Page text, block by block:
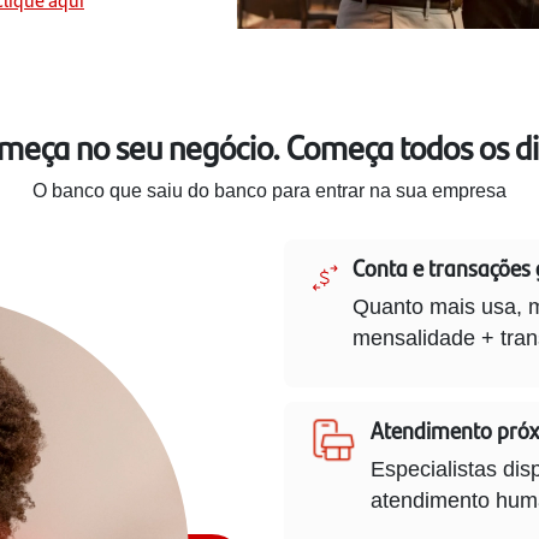
no seu negócio. Começa todos os
O banco que saiu do banco para entrar na sua empresa
Conta e
Quanto mais usa,
mensalidade +
Atendimento
Especialistas
atendimento